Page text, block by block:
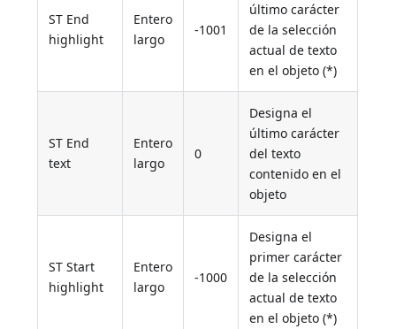
ST End
highlight
Entero
largo
-1001
último carácter
de la selección
actual de texto
en el objeto (*)
ST End
text
Entero
largo
0
Designa el
último carácter
del texto
contenido en el
objeto
ST Start
highlight
Entero
largo
-1000
Designa el
primer carácter
de la selección
actual de texto
en el objeto (*)